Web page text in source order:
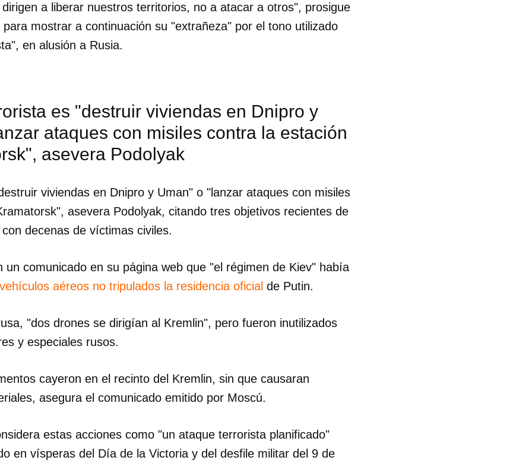
favorito
14ymedio.
a liberar nuestros territorios, no a atacar a otros", prosigue
mostrar a continuación su "extrañeza" por el tono utilizado
en alusión a Rusia.
es "destruir viviendas en Dnipro y
ataques con misiles contra la estación
asevera Podolyak
viviendas en Dnipro y Uman" o "lanzar ataques con misiles
asevera Podolyak, citando tres objetivos recientes de
decenas de víctimas civiles.
un comunicado en su página web que "el régimen de Kiev" había
aéreos no tripulados la residencia oficial de Putin.
"dos drones se dirigían al Kremlin", pero fueron inutilizados
y especiales rusos.
cayeron en el recinto del Kremlin, sin que causaran
asegura el comunicado emitido por Moscú.
estas acciones como "un ataque terrorista planificado"
en vísperas del Día de la Victoria y del desfile militar del 9 de